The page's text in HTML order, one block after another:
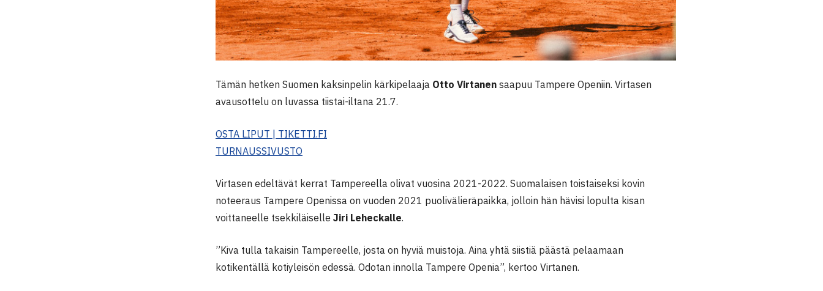
Tämän hetken Suomen kaksinpelin kärkipelaaja Otto Virtanen saapuu Tampere Openiin. Virtasen
avausottelu on luvassa tiistai-iltana 21.7.
OSTA LIPUT | TIKETTI.FI
TURNAUSSIVUSTO
Virtasen edeltävät kerrat Tampereella olivat vuosina 2021-2022. Suomalaisen toistaiseksi kovin
noteeraus Tampere Openissa on vuoden 2021 puolivälieräpaikka, jolloin hän hävisi lopulta kisan
voittaneelle tsekkiläiselle Jiri Leheckalle.
”Kiva tulla takaisin Tampereelle, josta on hyviä muistoja. Aina yhtä siistiä päästä pelaamaan
kotikentällä kotiyleisön edessä. Odotan innolla Tampere Openia”, kertoo Virtanen.